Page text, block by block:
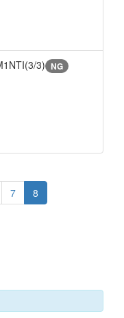
3) NG
7 8